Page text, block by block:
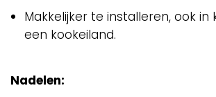
Makkelijker te installeren, ook in
een kookeiland.
Nadelen: